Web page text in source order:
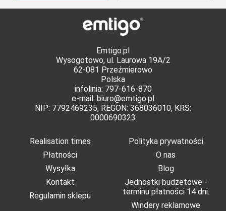
Emtigo.pl
Wysogotowo, ul. Laurowa 19A/2
62-081 Przeźmierowo
Polska
infolinia: 797-616-870
e-mail: biuro@emtigo.pl
NIP: 7792469235, REGON: 368036010, KRS:
0000690323
Realisation times
Płatności
Wysyłka
Kontakt
Regulamin sklepu
Polityka prywatności
O nas
Blog
Jednostki budżetowe -
terminu płatności 14 dni.
Windery reklamowe